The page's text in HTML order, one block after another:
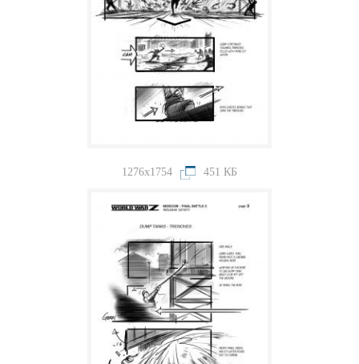
1276x1754 451 КБ